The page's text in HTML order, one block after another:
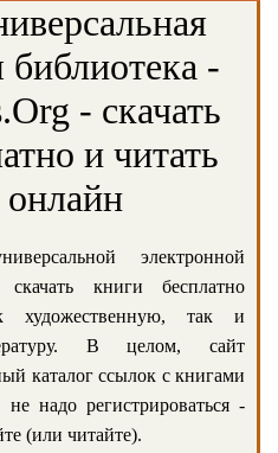
библиотека -
- скачать
и читать
электронной
книги бесплатно
художественную, так и
В целом, сайт
каталог ссылок с книгами
надо регистрироваться -
(или читайте).